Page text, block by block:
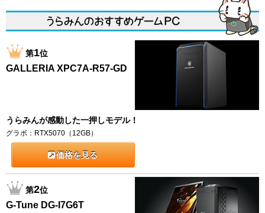
第1位
GALLERIA XPC7A-R57-GD
うらみんが感動した一押しモデル！
グラボ：RTX5070（12GB）
価格を見る
第2位
G-Tune DG-I7G6T